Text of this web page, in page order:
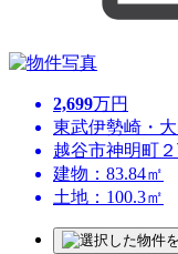
2,699万円
東武伊勢崎・
越谷市神明町２
建物：83.84㎡
土地：100.3㎡